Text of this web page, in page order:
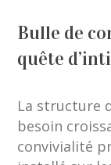
Bulle de
quête
La structure
besoin
convivialité